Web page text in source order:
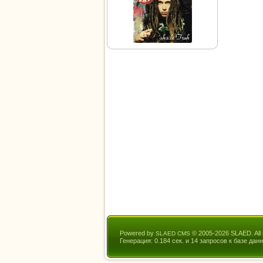
Powered by SLAED CMS © 2005-2026 SLAED. All
Генерация: 0.184 сек. и 14 запросов к базе